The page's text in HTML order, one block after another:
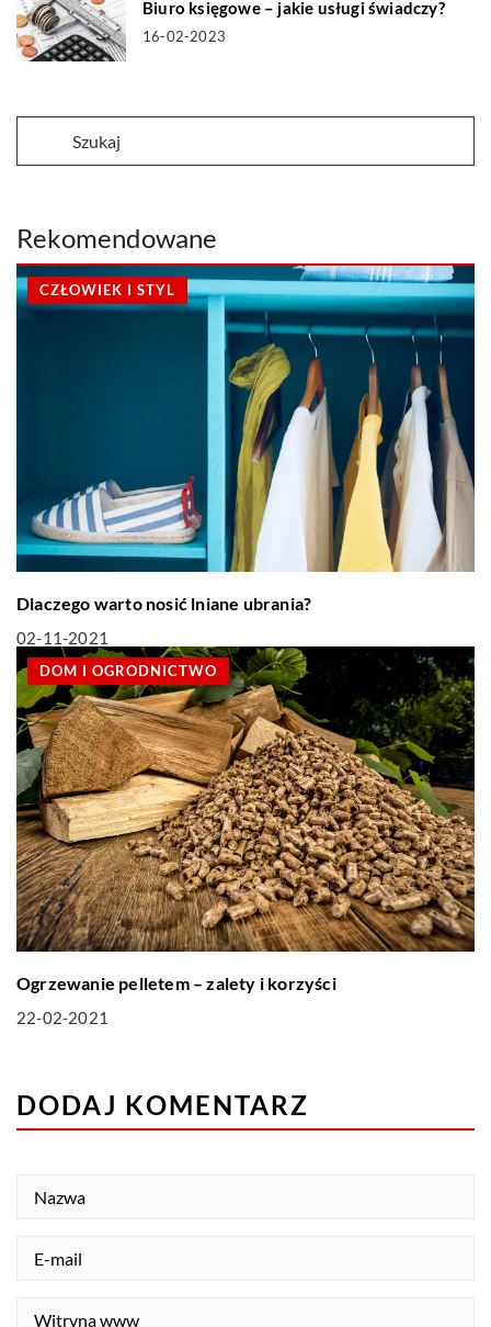
Biuro księgowe – jakie usługi świadczy?
16-02-2023
Rekomendowane
CZŁOWIEK I STYL
Dlaczego warto nosić lniane ubrania?
02-11-2021
DOM I OGRODNICTWO
Ogrzewanie pelletem – zalety i korzyści
22-02-2021
DODAJ KOMENTARZ